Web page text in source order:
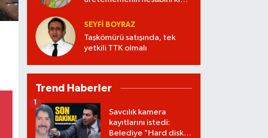
SEYFI BOYRAZ
Taşkömürü satışında, tek
yetkili TTK olmalı
Trend Haberler
Savcılık kamera
kayıtlarını istedi:
Belediye "Hard disk
1